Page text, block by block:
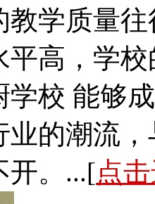
教学质量
平高，学
学校 能够
业的潮流
开。...[点